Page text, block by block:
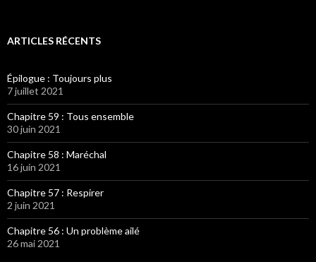
ARTICLES RÉCENTS
Épilogue : Toujours plus
7 juillet 2021
Chapitre 59 : Tous ensemble
30 juin 2021
Chapitre 58 : Maréchal
16 juin 2021
Chapitre 57 : Respirer
2 juin 2021
Chapitre 56 : Un problème ailé
26 mai 2021